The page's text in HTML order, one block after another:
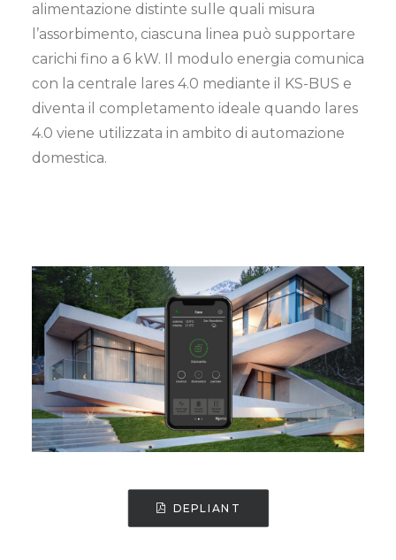
alimentazione distinte sulle quali misura
l’assorbimento, ciascuna linea può supportare
carichi fino a 6 kW. Il modulo energia comunica
con la centrale lares 4.0 mediante il KS-BUS e
diventa il completamento ideale quando lares
4.0 viene utilizzata in ambito di automazione
domestica.
DEPLIANT